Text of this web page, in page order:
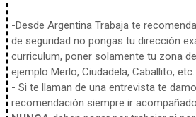
-Desde Argentina Trabaja te
de seguridad no pongas tu dirección
curriculum, poner solamente tu zona
ejemplo Merlo, Ciudadela, Caballito, etc.
- Si te llaman de una entrevista te
recomendación siempre ir